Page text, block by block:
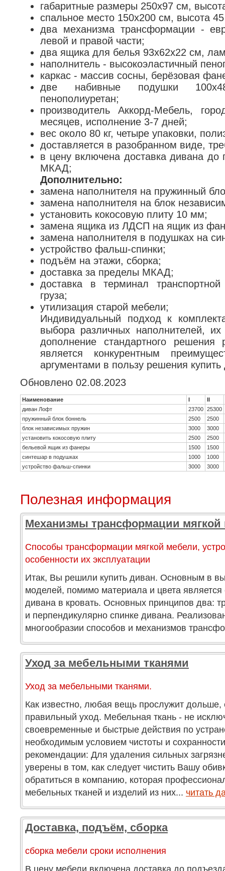
габаритные размеры 250х97 см,
спальное место 150х200 см, высота
два механизма трансформации -
левой и правой части;
два ящика для белья 93х62х22 см,
наполнитель - высокоэластичный
каркас - массив сосны, берёзовая
две набивные подушки
пенополиуретан;
производитель Аккорд-Мебель,
месяцев, исполнение 3-7 дней;
вес около 80 кг, четыре упаковки,
доставляется в разобранном виде,
в цену включена доставка дивана
МКАД;
Дополнительно:
замена наполнителя на пружинный
замена наполнителя на блок
установить кокосовую плиту 10 мм;
замена ящика из ЛДСП на ящик из
замена наполнителя в подушках на
устройство фальш-спинки;
подъём на этажи, сборка;
доставка за пределы МКАД;
доставка в терминал
груза;
утилизация старой мебели;
Индивидуальный подход к
выбора различных наполнителей,
дополнение стандартного решения
является конкурентным
аргументами в пользу решения
Обновлено 02.08.2023
Наименование I
II
диван Лофт
23700 25300
пружинный блок боннель
2500
2500
блок независимых пружин
3000
3000
установить кокосовую плиту
2500
2500
бельевой ящик из фанеры
1500
1500
синтешар в подушках
1000
1000
устройство фальш-спинки
3000 3000
Полезная информация
Механизмы трансформации мягкой
Способы трансформации мягкой мебели,
особенности их эксплуатации
Итак, Вы решили купить диван. Основным в
моделей, помимо материала и цвета
дивана в кровать. Основных принципов два:
и перпендикулярно спинке дивана.
многообразии способов и механизмов
Уход за мебельными тканями
Уход за мебельными тканями.
Как известно, любая вещь прослужит дольше,
правильный уход. Мебельная ткань - не
своевременные и быстрые действия по
необходимым условием чистоты и
рекомендации: Для удаления сильных
уверены в том, как следует чистить Вашу
обратиться в компанию, которая
мебельных тканей и изделий из них... читать
Доставка, подъём, сборка
сборка мебели сроки исполнения
В цену мебели включена доставка до